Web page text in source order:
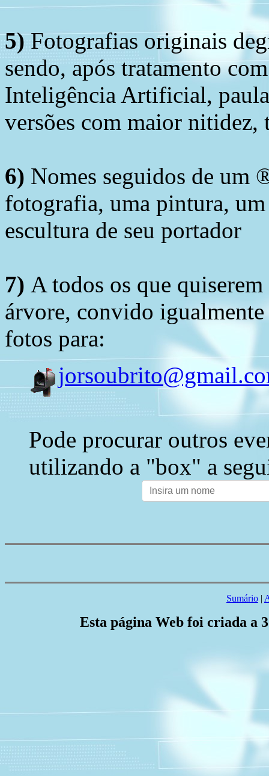
5)Fotografias originais
sendo, após tratamento
Inteligência Artificial,
versões com maior nitidez,
6) Nomes seguidos de um
fotografia, uma pintura,
escultura de seu portador
7) A todos os que
árvore, convido
fotos para:
Pode procurar outros
utilizando a "box" a
Sumário |
Esta página Web foi criada a